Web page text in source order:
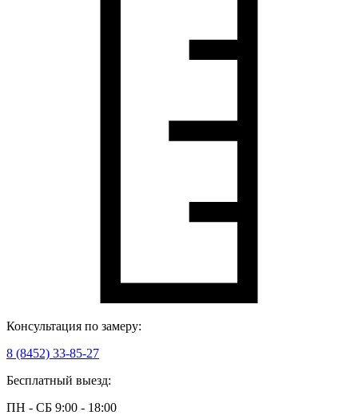
Консультация по замеру:
8 (8452) 33-85-27
Бесплатный выезд:
ПН - СБ 9:00 - 18:00